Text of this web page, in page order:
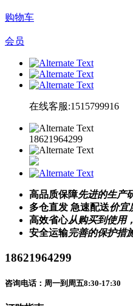
购物车
会员
在线客服:1515799916
18621964299
高品质保障先进的生产
多仓直发 急速配送价宜
高效省心从购买到使用
安全运输完善的保护措
18621964299
咨询电话：周一到周五8:30-17:30